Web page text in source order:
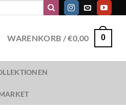
WARENKORB /€0,00 0